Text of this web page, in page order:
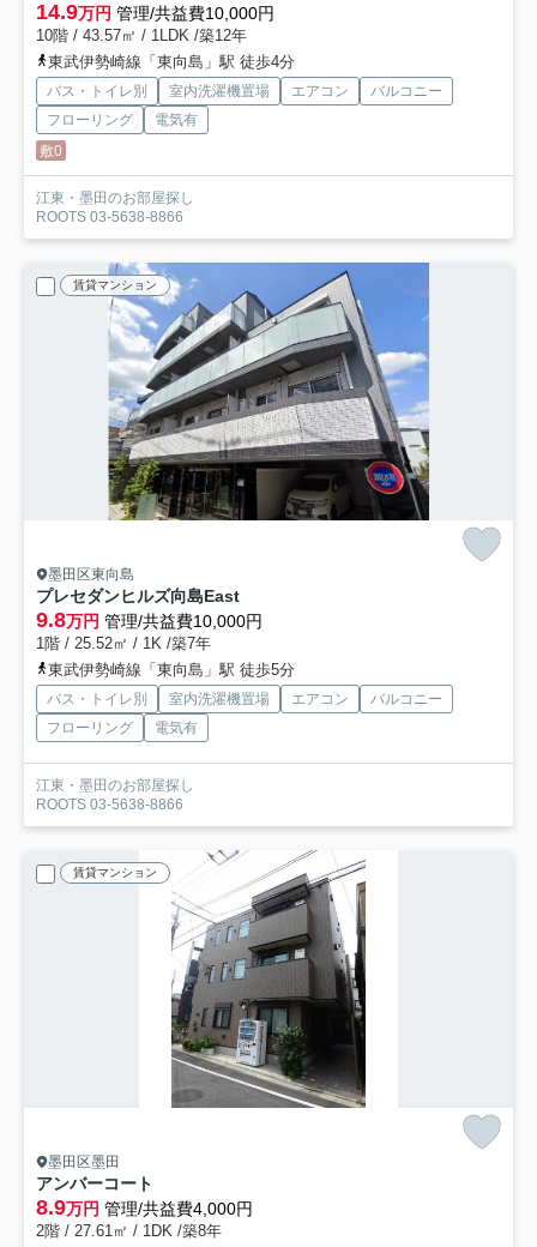
14.9万円 管理/共益費10,000円
10階 / 43.57㎡ / 1LDK /築12年
東武伊勢崎線「東向島」駅 徒歩4分
バス・トイレ別 室内洗濯機置場 エアコン
バルコニー
フローリング
電気有
敷0
江東・墨田のお部屋探し
ROOTS 03-5638-8866
賃貸マンション
墨田区東向島
プレセダンヒルズ向島East
9.8万円 管理/共益費10,000円
1階 / 25.52㎡ / 1K /築7年
東武伊勢崎線「東向島」駅 徒歩5分
バス・トイレ別 室内洗濯機置場 エアコン
バルコニー
フローリング
電気有
江東・墨田のお部屋探し
ROOTS 03-5638-8866
賃貸マンション
墨田区墨田
アンバーコート
8.9万円 管理/共益費4,000円
2階 / 27.61㎡ / 1DK /築8年